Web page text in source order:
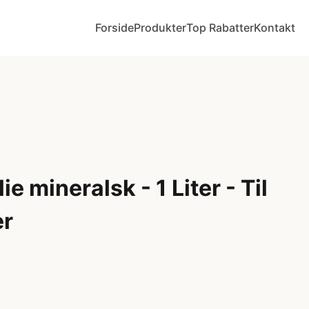
ForsideProdukterTop RabatterKontakt
mineralsk - 1 Liter - Til